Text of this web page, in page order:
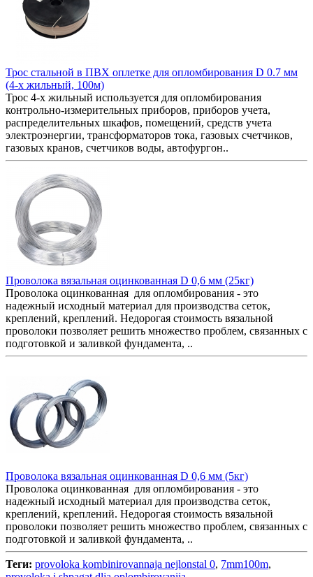
Трос стальной в ПВХ оплетке для опломбирования D 0.7 мм
(4-х жильный, 100м)
Трос 4-х жильный используется для опломбирования
контрольно-измерительных приборов, приборов учета,
распределительных шкафов, помещений, средств учета
электроэнергии, трансформаторов тока, газовых счетчиков,
газовых кранов, счетчиков воды, автофургон..
Проволока вязальная оцинкованная D 0,6 мм (25кг)
Проволока оцинкованная для опломбирования - это
надежный исходный материал для производства сеток,
креплений, креплений. Недорогая стоимость вязальной
проволоки позволяет решить множество проблем, связанных с
подготовкой и заливкой фундамента, ..
Проволока вязальная оцинкованная D 0,6 мм (5кг)
Проволока оцинкованная для опломбирования - это
надежный исходный материал для производства сеток,
креплений, креплений. Недорогая стоимость вязальной
проволоки позволяет решить множество проблем, связанных с
подготовкой и заливкой фундамента, ..
Теги: provoloka kombinirovannaja nejlonstal 0, 7mm100m,